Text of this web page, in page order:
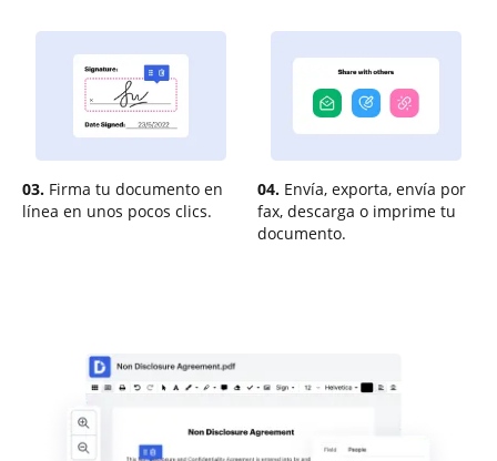
03. Firma tu documento en
línea en unos pocos clics.
04. Envía, exporta, envía por
fax, descarga o imprime tu
documento.